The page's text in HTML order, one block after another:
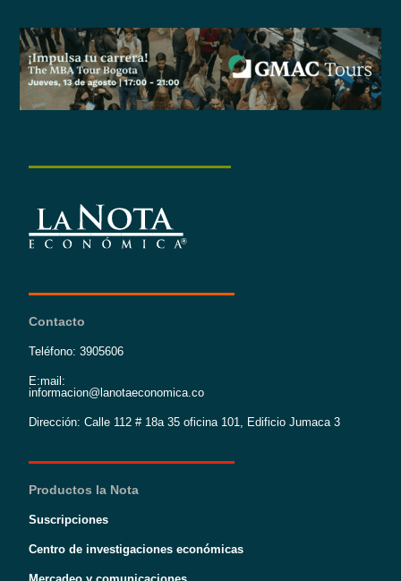
Contacto
Teléfono: 3905606
E:mail:
informacion@lanotaeconomica.co
Dirección: Calle 112 # 18a 35 oficina 101, Edificio Jumaca 3
Productos la Nota
Suscripciones
Centro de investigaciones económicas